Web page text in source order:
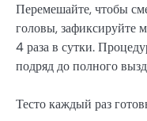
Перемешайте, чтобы
головы, зафиксируйте
4 раза в сутки.
подряд до полного
Тесто каждый раз